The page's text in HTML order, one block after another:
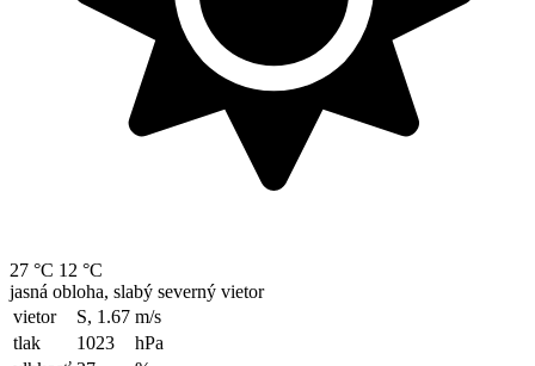
27 °C 12 °C
jasná obloha, slabý severný vietor
vietor
S, 1.67 m/s
tlak
1023
hPa